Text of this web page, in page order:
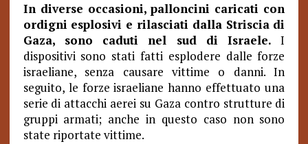
In diverse occasioni, palloncini caricati con
ordigni esplosivi e rilasciati dalla Striscia di
Gaza, sono caduti nel sud di Israele. I
dispositivi sono stati fatti esplodere dalle forze
israeliane, senza causare vittime o danni. In
seguito, le forze israeliane hanno effettuato una
serie di attacchi aerei su Gaza contro strutture di
gruppi armati; anche in questo caso non sono
state riportate vittime.